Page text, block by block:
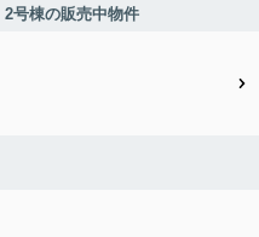
号棟の販売中物件